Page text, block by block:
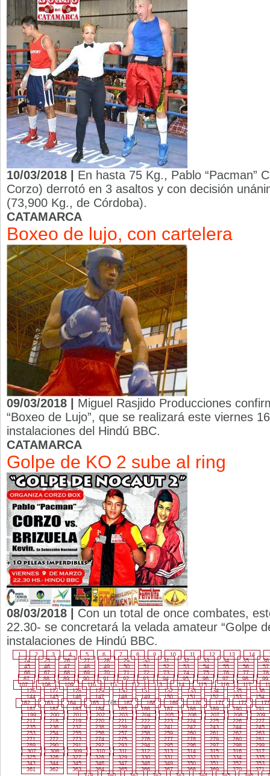
10/03/2018 | En hasta 75 Kg., Pablo “Pacman”
Corzo) derrotó en 3 asaltos y con decisión
(73,900 Kg., de Córdoba).
CATAMARCA
Boxeo de lujo, con cartelera
09/03/2018 | Miguel Rasjido Producciones
“Boxeo de Lujo”, que se realizará este viernes
instalaciones del Hindú BBC.
CATAMARCA
Golpe de KO 2 sube al ring
08/03/2018 | Con un total de once combates,
22.30- se concretará la velada amateur “Golpe
instalaciones de Hindú BBC.
1 2 3 4 5 6 7 8 9 10 11 12 13 14
24
25 26 27 28 29 30 31 32 33 34 35
36
45
46 47 48 49 50 51 52 53 54 55 56
57
66
67 68 69 70 71 72 73 74 75 76 77
78
87
88 89 90 91 92 93 94 95 96 97 98
99
107
108 109 110 111 112 113 114 115 116 117
126
127 128 129 130 131 132 133 134 135
136
144
145 146 147 148 149 150 151 152 153
154
162
163 164 165 166 167 168 169 170 171 172
173
181
182 183 184 185 186 187 188 189 190
191
199
200 201 202 203 204 205 206 207 208
209
217
218 219 220 221 222 223 224 225 226
227
235
236 237 238 239 240 241 242 243 244
245
253
254 255 256 257 258 259 260 261 262
263
271
272 273 274 275 276 277 278 279 280
281
289
290 291 292 293 294 295 296 297 298
299
307
308 309 310 311 312 313 314 315 316
317
325
326 327 328 329 330 331 332 333 334
335
343
344 345 346 347 348 349 350 351 352
353
361
362 363 364 365 366 367 368 369 370
371